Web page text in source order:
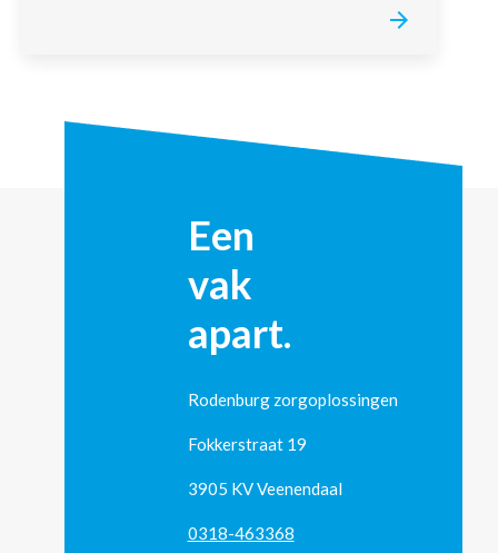
Een
vak
apart.
Rodenburg zorgoplossingen
Fokkerstraat 19
3905 KV Veenendaal
0318-463368